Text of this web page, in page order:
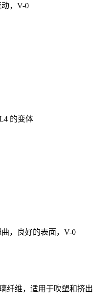
，V-0
的变体
，良好的表面，V-0
纤维，适用于吹塑和挤出